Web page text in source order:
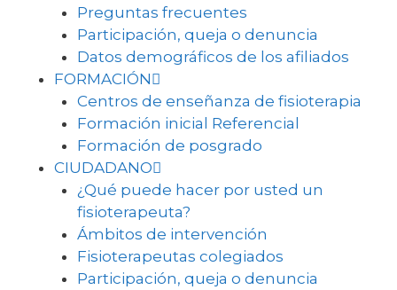
Preguntas frecuentes
Participación, queja o denuncia
Datos demográficos de los afiliados
FORMACIÓN
Centros de enseñanza de fisioterapia
Formación inicial Referencial
Formación de posgrado
CIUDADANO
¿Qué puede hacer por usted un
fisioterapeuta?
Ámbitos de intervención
Fisioterapeutas colegiados
Participación, queja o denuncia